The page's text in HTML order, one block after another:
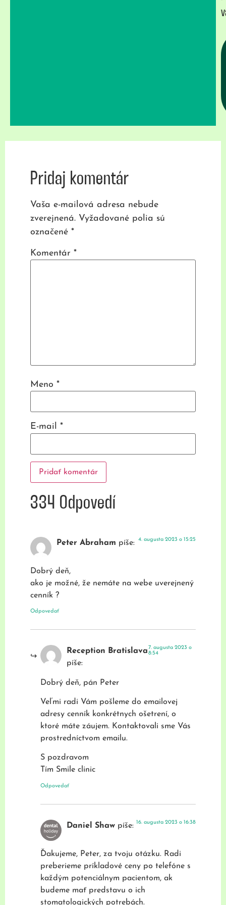
334 Odpovedí
Peter Abraham píše: 4. augusta 2023 o 15:25
Dobrý deň,
ako je možné, že nemáte na webe uverejnený
cenník ?
Odpovedať
Reception Bratislava
píše:
7. augusta 2023 o
8:54
Dobrý deň, pán Peter
Veľmi radi Vám pošleme do emailovej
adresy cenník konkrétnych ošetrení, o
ktoré máte záujem. Kontaktovali sme Vás
prostredníctvom emailu.
S pozdravom
Tím Smile clinic
Odpovedať
Daniel Shaw píše: 16. augusta 2023 o 16:38
Ďakujeme, Peter, za tvoju otázku. Radi
preberieme príkladové ceny po telefóne s
každým potenciálnym pacientom, ak
budeme mať predstavu o ich
stomatologických potrebách.
Pridaj komentár
Vaša e-mailová adresa nebude
zverejnená. Vyžadované polia sú
označené *
Komentár *
Meno *
E-mail *